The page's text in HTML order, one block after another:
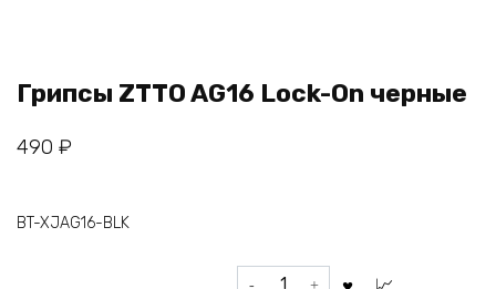
Грипсы ZTTO AG16 Lock-On черные
490 ₽
BT-XJAG16-BLK
Количество